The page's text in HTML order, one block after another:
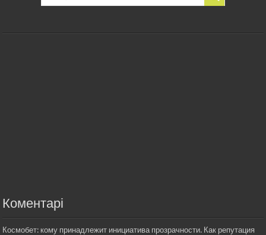
Коментарі
Космобет: кому принадлежит инициатива прозрачности. Как репутация